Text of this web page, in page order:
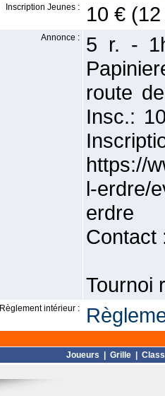
Inscription Jeunes : 10 €
Annonce :
5 r. -
route
Insc.:
https://
l-erdre/
erdre
Contact
Tournoi
Règlement intérieur :
Joueurs Grille